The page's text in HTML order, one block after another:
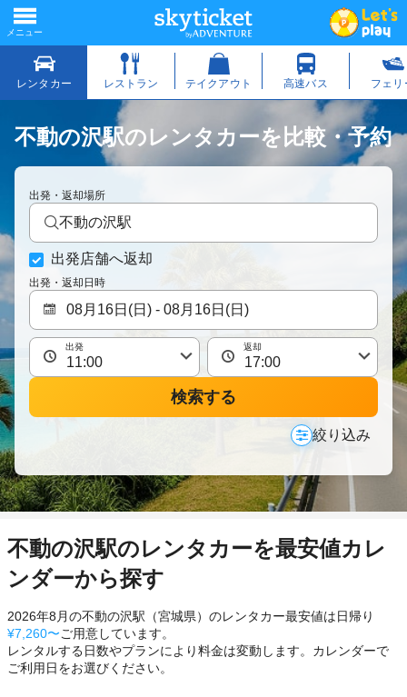
不動の沢駅のレンタカーを比較・予約
出発・返却場所
不動の沢駅
出発店舗へ返却
出発・返却日時
出発 返却
検索する
絞り込み
不動の沢駅のレンタカーを最安値カレ
ンダーから探す
2026年8月の不動の沢駅（宮城県）のレンタカー最安値は日帰り
¥7,260〜ご用意しています。
レンタルする日数やプランにより料金は変動します。カレンダーで
ご利用日をお選びください。